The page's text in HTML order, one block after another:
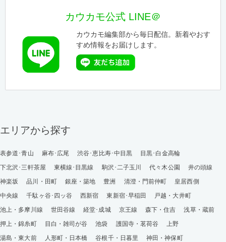
カウカモ公式 LINE＠
カウカモ編集部から毎日配信。新着やおす
すめ情報をお届けします。
エリアから探す
表参道･青山 麻布･広尾 渋谷･恵比寿･中目黒
目黒･白金高輪
下北沢･三軒茶屋
東横線･目黒線 駒沢･二子玉川 代々木公園
井の頭線
神楽坂
品川・田町 銀座・築地 豊洲 清澄・門前仲町
皇居西側
中央線
千駄ヶ谷･四ッ谷 西新宿 東新宿･早稲田
戸越・大井町
池上・多摩川線
世田谷線 経堂･成城 京王線 森下・住吉
浅草・蔵前
押上・錦糸町
目白・雑司が谷 池袋 護国寺・茗荷谷
上野
湯島・東大前
人形町・日本橋 谷根千・日暮里
神田・神保町